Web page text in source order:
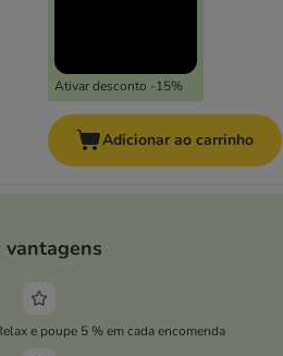
Ativar desconto -15%
Adicionar ao carrinho
vantagens
e poupe 5 % em cada encomenda